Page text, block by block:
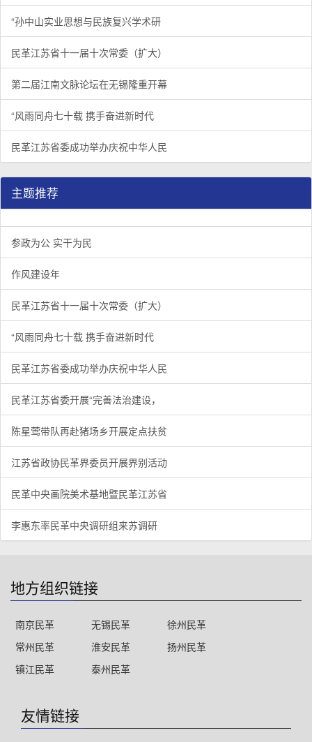
“孙中山实业思想与民族复兴学术研
民革江苏省十一届十次常委（扩大）
第二届江南文脉论坛在无锡隆重开幕
“风雨同舟七十载 携手奋进新时代
民革江苏省委成功举办庆祝中华人民
主题推荐
参政为公 实干为民
作风建设年
民革江苏省十一届十次常委（扩大）
“风雨同舟七十载 携手奋进新时代
民革江苏省委成功举办庆祝中华人民
民革江苏省委开展“完善法治建设，
陈星莺带队再赴猪场乡开展定点扶贫
江苏省政协民革界委员开展界别活动
民革中央画院美术基地暨民革江苏省
李惠东率民革中央调研组来苏调研
地方组织链接
南京民革 无锡民革
徐州民革
常州民革
淮安民革
扬州民革
镇江民革
泰州民革
友情链接